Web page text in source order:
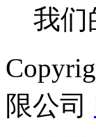
我们
限公司